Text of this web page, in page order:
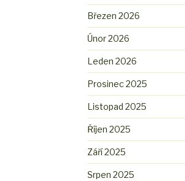
Březen 2026
Únor 2026
Leden 2026
Prosinec 2025
Listopad 2025
Říjen 2025
Září 2025
Srpen 2025